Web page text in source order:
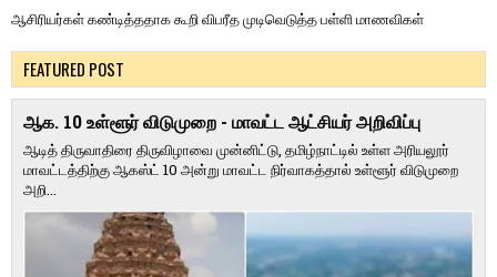
ஆசிரியர்கள் கண்டித்ததாக கூறி விபரீத முடிவெடுத்த பள்ளி மாணவிகள்
FEATURED POST
ஆக. 10 உள்ளூர் விடுமுறை - மாவட்ட ஆட்சியர் அறிவிப்பு
ஆடித் திருவாதிரை திருவிழாவை முன்னிட்டு, தமிழ்நாட்டில் உள்ள அரியலூர்
மாவட்டத்திற்கு ஆகஸ்ட் 10 அன்று மாவட்ட நிர்வாகத்தால் உள்ளூர் விடுமுறை
அறி...